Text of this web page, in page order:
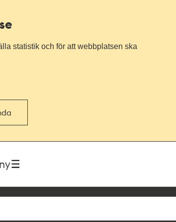
statistik och för att webbplatsen ska